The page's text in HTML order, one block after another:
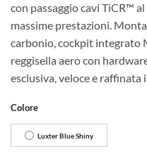
con passaggio cavi TiCR™
massime prestazioni.
carbonio, cockpit integrato
reggisella aero con
esclusiva, veloce e raffinata
Colore
Luxter Blue Shiny